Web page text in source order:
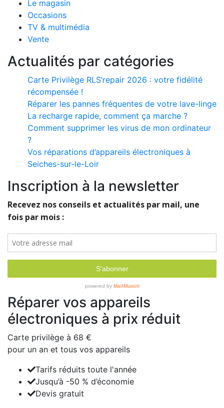
Le magasin
Occasions
TV & multimédia
Vente
Actualités par catégories
Carte Privilège RLS’repair 2026 : votre fidélité
récompensée !
Réparer les pannes fréquentes de votre lave-linge
La recharge rapide, comment ça marche ?
Comment supprimer les virus de mon ordinateur
?
Vos réparations d’appareils électroniques à
Seiches-sur-le-Loir
Inscription à la newsletter
Réparer vos appareils
électroniques à prix réduit
Carte privilège à 68 €
pour un an et tous vos appareils
Tarifs réduits toute l'année
Jusqu’à -50 % d’économie
Devis gratuit